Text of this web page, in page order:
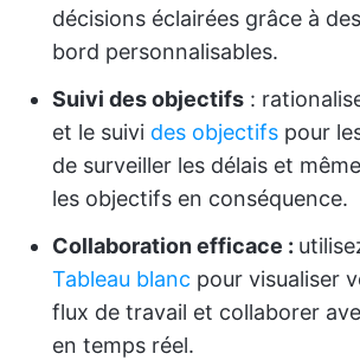
décisions éclairées grâce à
bord personnalisables.
Suivi des objectifs :
et le suivi des objectifs pour
de surveiller les délais et
les objectifs en conséquence.
Collaboration efficace :
Tableau blanc pour visualiser
flux de travail et collaborer
en temps réel.